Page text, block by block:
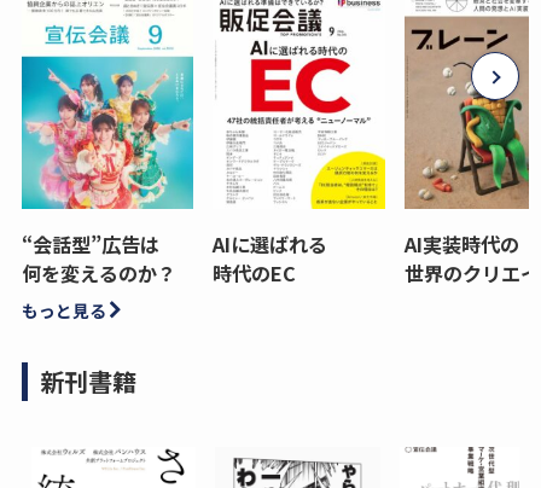
“会話型”広告は
何を変えるのか？
AIに選ばれる
時代のEC
AI実装時代の
世界のクリエ
もっと見る
新刊書籍